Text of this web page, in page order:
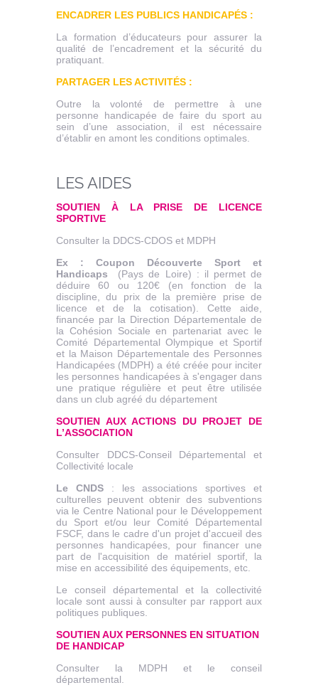
ENCADRER LES PUBLICS HANDICAPÉS :
La formation d’éducateurs pour assurer la
qualité de l’encadrement et la sécurité du
pratiquant.
PARTAGER LES ACTIVITÉS :
Outre la volonté de permettre à une
personne handicapée de faire du sport au
sein d’une association, il est nécessaire
d’établir en amont les conditions optimales.
LES AIDES
SOUTIEN À LA PRISE DE LICENCE
SPORTIVE
Consulter la DDCS-CDOS et MDPH
Ex : Coupon Découverte Sport et
Handicaps (Pays de Loire) : il permet de
déduire 60 ou 120€ (en fonction de la
discipline, du prix de la première prise de
licence et de la cotisation). Cette aide,
financée par la Direction Départementale de
la Cohésion Sociale en partenariat avec le
Comité Départemental Olympique et Sportif
et la Maison Départementale des Personnes
Handicapées (MDPH) a été créée pour inciter
les personnes handicapées à s'engager dans
une pratique régulière et peut être utilisée
dans un club agréé du département
SOUTIEN AUX ACTIONS DU PROJET DE
L’ASSOCIATION
Consulter DDCS-Conseil Départemental et
Collectivité locale
Le CNDS: les associations sportives et
culturelles peuvent obtenir des subventions
via le Centre National pour le Développement
du Sport et/ou leur Comité Départemental
FSCF, dans le cadre d'un projet d'accueil des
personnes handicapées, pour financer une
part de l'acquisition de matériel sportif, la
mise en accessibilité des équipements, etc.
Le conseil départemental et la collectivité
locale sont aussi à consulter par rapport aux
politiques publiques.
SOUTIEN AUX PERSONNES EN SITUATION
DE HANDICAP
Consulter la MDPH et le conseil
départemental.